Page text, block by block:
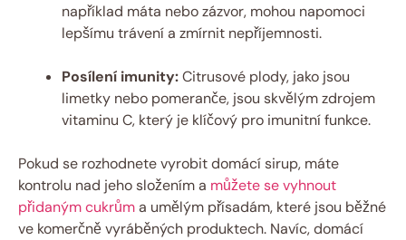
například máta nebo zázvor, mohou napomoci
lepšímu trávení a zmírnit nepříjemnosti.
Posílení imunity:Citrusové plody, jako jsou
limetky nebo pomeranče, jsou skvělým zdrojem
vitaminu C, který je klíčový pro imunitní funkce.
Pokud se rozhodnete vyrobit domácí sirup, máte
kontrolu nad jeho složením a můžete se vyhnout
přidaným cukrůma umělým přísadám, které jsou běžné
ve komerčně vyráběných produktech. Navíc, domácí